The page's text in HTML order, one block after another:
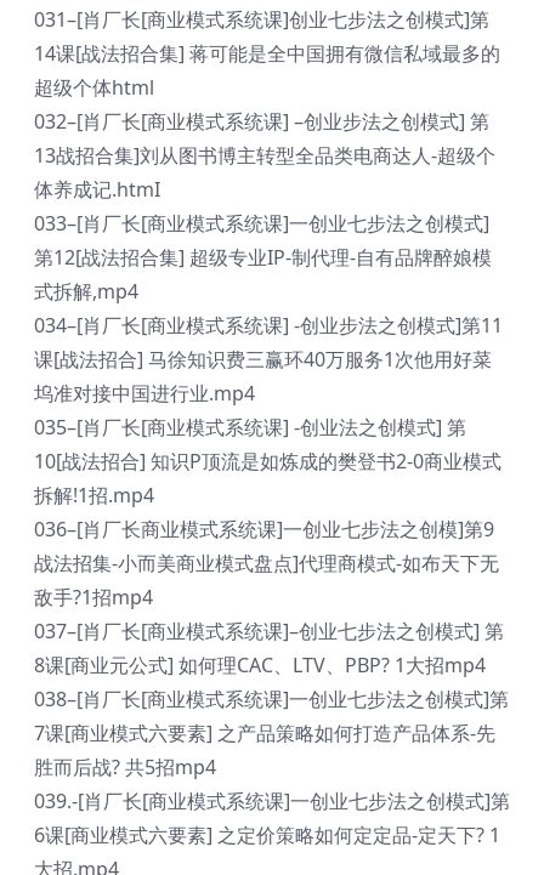
031–[肖厂长[商业模式系统课]创业七步法之创模式]第
14课[战法招合集] 蒋可能是全中国拥有微信私域最多的
超级个体html
032–[肖厂长[商业模式系统课] –创业步法之创模式] 第
13战招合集]刘从图书博主转型全品类电商达人-超级个
体养成记.htmI
033–[肖厂长[商业模式系统课]一创业七步法之创模式]
第12[战法招合集] 超级专业IP-制代理-自有品牌醉娘模
式拆解,mp4
034–[肖厂长[商业模式系统课] -创业步法之创模式]第11
课[战法招合] 马徐知识费三赢环40万服务1次他用好菜
坞准对接中国进行业.mp4
035–[肖厂长[商业模式系统课] -创业法之创模式] 第
10[战法招合] 知识P顶流是如炼成的樊登书2-0商业模式
拆解!1招.mp4
036–[肖厂长商业模式系统课]一创业七步法之创模]第9
战法招集-小而美商业模式盘点]代理商模式-如布天下无
敌手?1招mp4
037–[肖厂长[商业模式系统课]–创业七步法之创模式] 第
8课[商业元公式] 如何理CAC、LTV、PBP? 1大招mp4
038–[肖厂长[商业模式系统课]一创业七步法之创模式]第
7课[商业模式六要素] 之产品策略如何打造产品体系-先
胜而后战? 共5招mp4
039.-[肖厂长[商业模式系统课]一创业七步法之创模式]第
6课[商业模式六要素] 之定价策略如何定定品-定天下? 1
大招.mp4